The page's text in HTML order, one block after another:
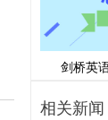
剑桥英
相关新闻